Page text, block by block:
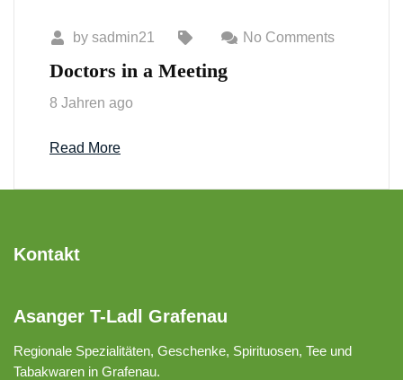
by sadmin21 No Comments
Doctors in a Meeting
8 Jahren ago
Read More
Asanger T-Ladl Grafenau
Regionale Spezialitäten, Geschenke, Spirituosen, Tee und
Tabakwaren in Grafenau.
Kontakt